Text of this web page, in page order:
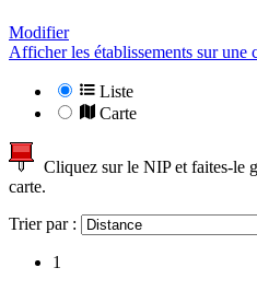
Modifier
Afficher les établissements sur une
Liste
Carte
Cliquez sur le NIP et faites-le
carte.
Trier par :
1